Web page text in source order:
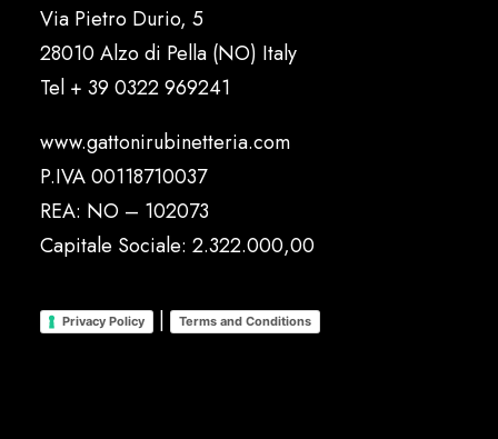
Via Pietro Durio, 5
28010 Alzo di Pella (NO) Italy
Tel + 39 0322 969241
www.gattonirubinetteria.com
P.IVA 00118710037
REA: NO – 102073
Capitale Sociale: 2.322.000,00
Privacy Policy | Terms and Conditions